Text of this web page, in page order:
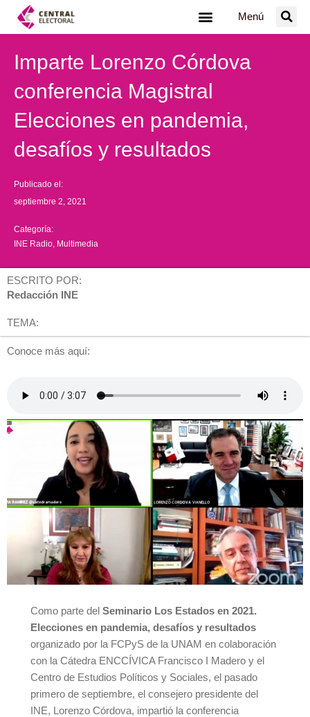
Menú
Imparte Lorenzo Córdova
conferencia Magistral
Elecciones en pandemia,
desafíos y resultados
Publicado el:
septiembre 2, 2021
Categoría:
INE Radio Multimedia
ESCRITO POR:
Redacción INE
TEMA:
Conoce más aquí:
Como parte delSeminario Los Estados en 2021.
Elecciones en pandemia, desafíos y resultados
organizado por la FCPyS de la UNAM en colaboración
con la Cátedra ENCCÍVICA Francisco I Madero y el
Centro de Estudios Políticos y Sociales, el pasado
primero de septiembre, el consejero presidente del
INE, Lorenzo Córdova, impartió la conferencia